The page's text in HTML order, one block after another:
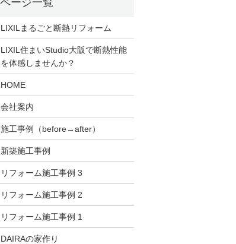
LIXILまるごと断熱リフォーム
LIXIL住まいStudio大阪で断熱性能
を体感しませんか？
HOME
会社案内
施工事例（before→after）
新築施工事例
リフォーム施工事例 3
リフォーム施工事例 2
リフォーム施工事例 1
DAIRAの家作り